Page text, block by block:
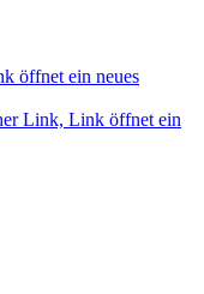
öffnet ein neues
Link, Link öffnet ein